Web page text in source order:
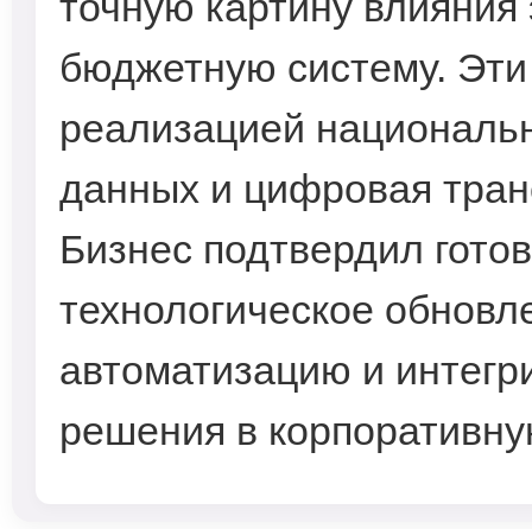
бюджетную систему.
реализацией
данных и цифровая
Бизнес подтвердил
технологическое
автоматизацию и
решения в